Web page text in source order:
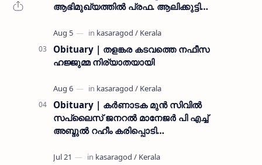
ആഭിമുഖ്യത്തിൽ പ്രഫ. ആലിക്കുട്ടി
Obituary | തളങ്കര കടവത്തെ നഫീസ
ഹജ്ജുമ്മ നിര്യാതയായി
Obituary | കർണാടക മുൻ സിവില്‍
സപ്ലൈസ് ജനറൽ മാനേജർ പി എച്ച്
അബ്ദുൽ റഹീം കരിപ്പൊടി